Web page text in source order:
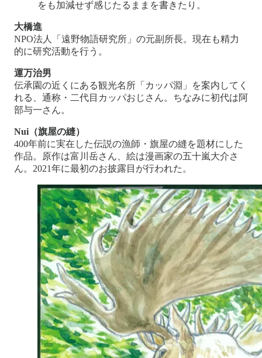
をも加減せず感じたるままを書きたり。
大橋進
NPO法人「遠野物語研究所」の元副所長。現在も精力
的に研究活動を行う。
運万治男
伝承園の近くにある観光名所「カッパ淵」を案内してく
れる、通称・二代目カッパおじさん。ちなみに初代は阿
部与一さん。
Nui（旗屋の縫）
400年前に実在した伝説の漁師・旗屋の縫を題材にした
作品。原作は富川岳さん、絵は漫画家の五十嵐大介さ
ん。2021年に最初のお披露目が行われた。